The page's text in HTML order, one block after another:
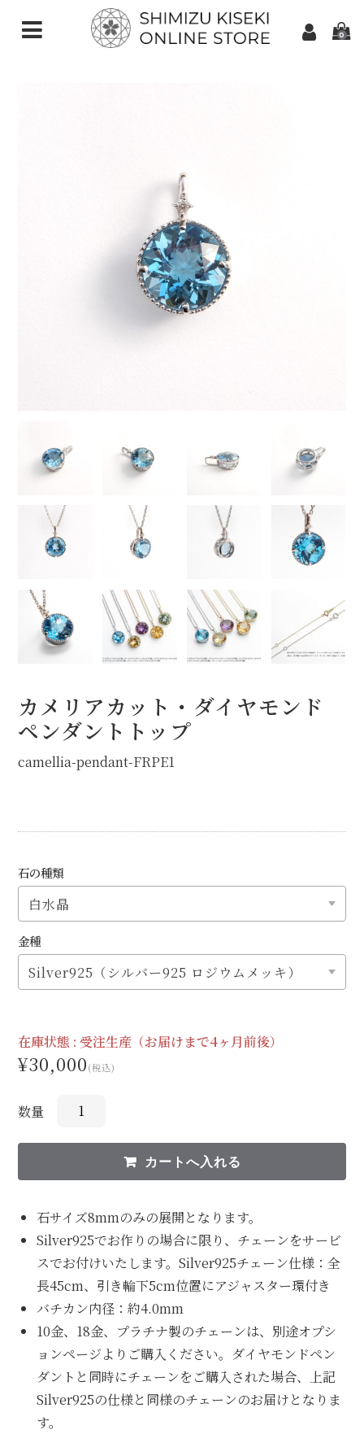
0
NEWS
ABOUT
カメリアカット・ダイヤモンド
ペンダントトップ
camellia-pendant-FRPE1
石の種類
金種
在庫状態 :受注生産（お届けまで4ヶ月前後）
¥30,000(税込)
数量
石サイズ8mmのみの展開となります。
Silver925でお作りの場合に限り、チェーンをサービ
スでお付けいたします。Silver925チェーン仕様：全
長45cm、引き輪下5cm位置にアジャスター環付き
バチカン内径：約4.0mm
10金、18金、プラチナ製のチェーンは、別途オプシ
ョンページよりご購入ください。ダイヤモンドペン
ダントと同時にチェーンをご購入された場合、上記
Silver925の仕様と同様のチェーンのお届けとなりま
す。